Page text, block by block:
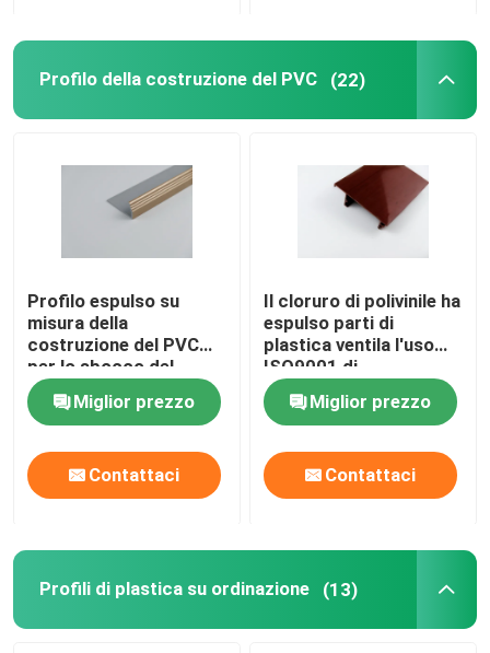
Casa.
Profilo della costruzione del PVC (22)
Profilo espulso su
misura della
costruzione del PVC
per lo sbocco del
condizionamento d'aria
Miglior prezzo
Contattaci
Il cloruro di polivinile ha
espulso parti di
plastica ventila l'uso
ISO9001 di
circostanza ha
certificatoMiglior prezzo
Contattaci
Profili di plastica su ordinazione (13)